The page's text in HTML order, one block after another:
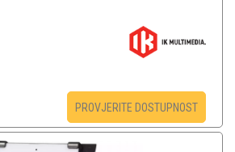
PROVJERITE DOSTUPNOST